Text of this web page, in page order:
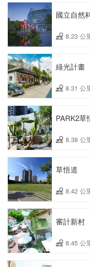
國立自然
8.23 公
綠光計畫
8.31 公
PARK2草
8.38 公
草悟道
8.42 公
審計新村
8.45 公